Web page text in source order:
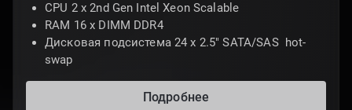
CPU 2 х 2nd Gen Intel Xeon Scalable
RAM 16 x DIMM DDR4
Дисковая подсистема 24 х 2.5" SATA/SAS hot-
swap
Подробнее